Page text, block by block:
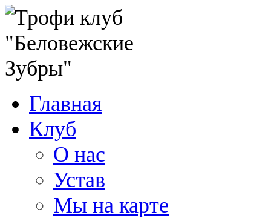
Главная
Клуб
О нас
Устав
Мы на карте